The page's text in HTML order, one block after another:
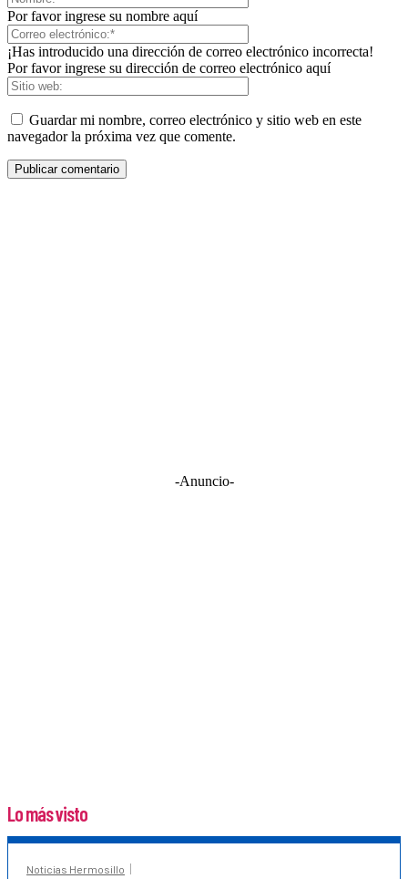
Por favor ingrese su nombre aquí
¡Has introducido una dirección de correo electrónico incorrecta!
Por favor ingrese su dirección de correo electrónico aquí
Guardar mi nombre, correo electrónico y sitio web en este
navegador la próxima vez que comente.
-Anuncio-
Lo más visto
Noticias Hermosillo